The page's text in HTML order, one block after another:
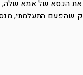
את הכסא של אמא שלה,
רק שהפעם התעלמתי,